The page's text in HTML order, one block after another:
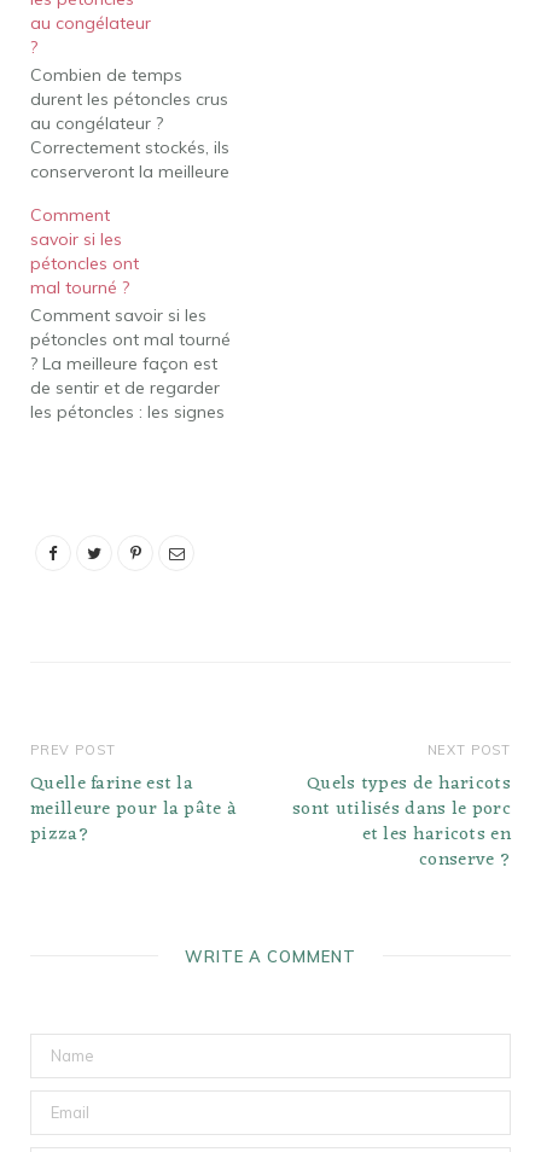
de congélation indiqué
est uniquement pour la
meilleure qualité - les
pétoncles qui ont été
constamment congelés…
au congélateur
?
Combien de temps
durent les pétoncles crus
au congélateur ?
Correctement stockés, ils
conserveront la meilleure
à 6 mois, mais resteront
en sécurité au-delà de
cette période. Le temps
de congélation indiqué
est uniquement pour la
meilleure qualité - les
pétoncles qui ont été
constamment congelés…
Comment
savoir si les
pétoncles ont
mal tourné ?
Comment savoir si les
pétoncles ont mal tourné
? La meilleure façon est
de sentir et de regarder
les pétoncles : les signes
une odeur ou une
PREV POST
Quelle farine est la
meilleure pour la pâte à
pizza?
NEXT POST
Quels types de haricots
sont utilisés dans le porc
et les haricots en
conserve ?
WRITE A COMMENT